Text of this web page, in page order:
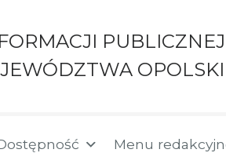
PUBLICZNEJ
Menu